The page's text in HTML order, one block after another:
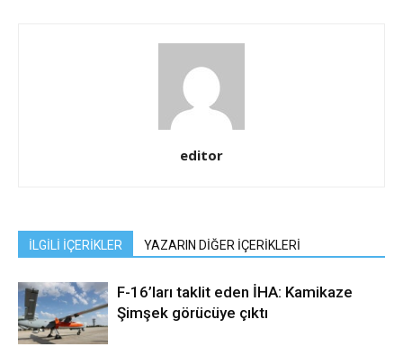
editor
İLGİLİ İÇERİKLER YAZARIN DİĞER İÇERİKLERİ
F-16’ları taklit eden İHA: Kamikaze
Şimşek görücüye çıktı